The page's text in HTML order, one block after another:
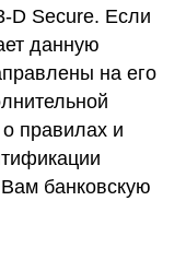
D Secure. Если
данную
на его
правилах и
банковскую